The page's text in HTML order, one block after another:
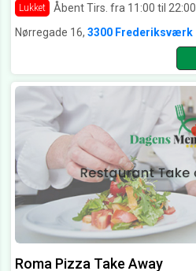
Lukket
Åbent Tirs. fra 11:00 til 22:00
Nørregade 16, 3300 Frederiksværk
Roma Pizza Take Away